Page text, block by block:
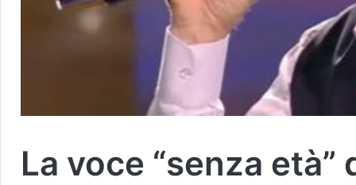
La voce “senza